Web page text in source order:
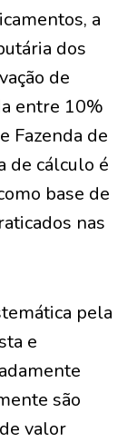
a
dos
de
entre 10%
Fazenda de
de cálculo é
base de
nas
pela
e
são
valor